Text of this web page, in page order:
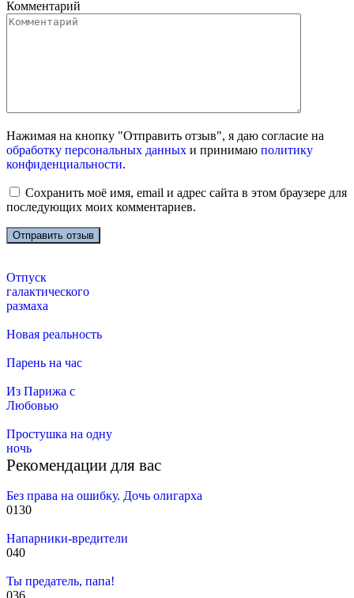
Комментарий
Нажимая на кнопку "Отправить отзыв", я даю согласие на
обработку персональных данных и принимаю политику
конфиденциальности.
Сохранить моё имя, email и адрес сайта в этом браузере для
последующих моих комментариев.
Отпуск
галактического
размаха
Новая реальность
Парень на час
Из Парижа с
Любовью
Простушка на одну
ночь
Рекомендации для вас
Без права на ошибку. Дочь олигарха
0130
Напарники-вредители
040
Ты предатель, папа!
036